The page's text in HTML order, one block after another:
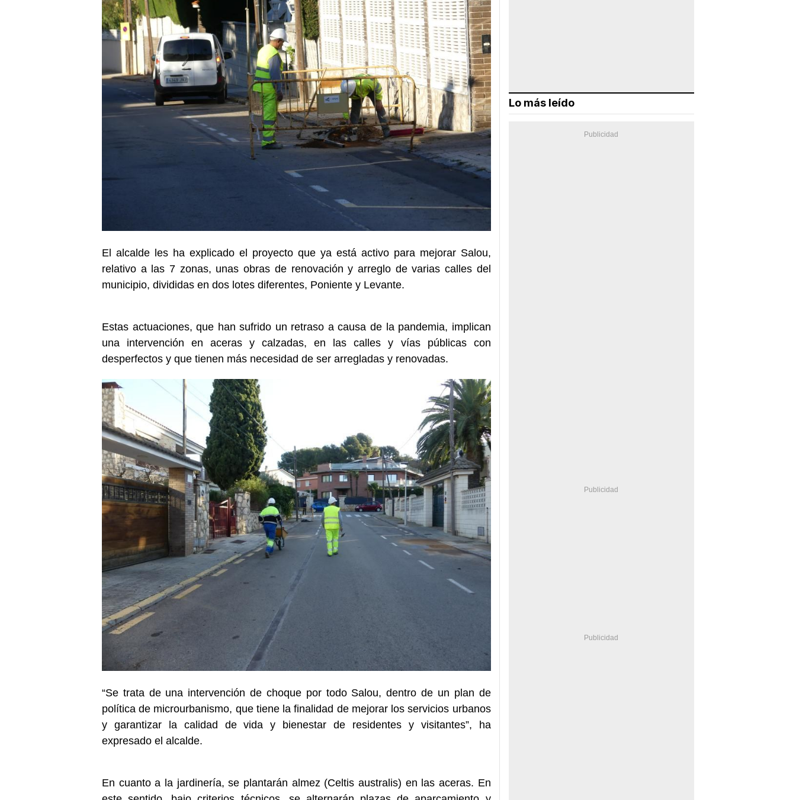
El alcalde les ha explicado el proyecto que ya está activo para mejorar Salou,
relativo a las 7 zonas, unas obras de renovación y arreglo de varias calles del
municipio, divididas en dos lotes diferentes, Poniente y Levante.
Estas actuaciones, que han sufrido un retraso a causa de la pandemia, implican
una intervención en aceras y calzadas, en las calles y vías públicas con
desperfectos y que tienen más necesidad de ser arregladas y renovadas.
“Se trata de una intervención de choque por todo Salou, dentro de un plan de
política de microurbanismo, que tiene la finalidad de mejorar los servicios urbanos
y garantizar la calidad de vida y bienestar de residentes y visitantes”, ha
expresado el alcalde.
En cuanto a la jardinería, se plantarán almez (Celtis australis) en las aceras. En
Lo más leído